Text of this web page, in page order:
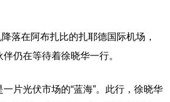
在阿布扎比的扎耶德国际机场，
仍在等待着徐晓华一行。
光伏市场的“蓝海”。此行，徐晓华